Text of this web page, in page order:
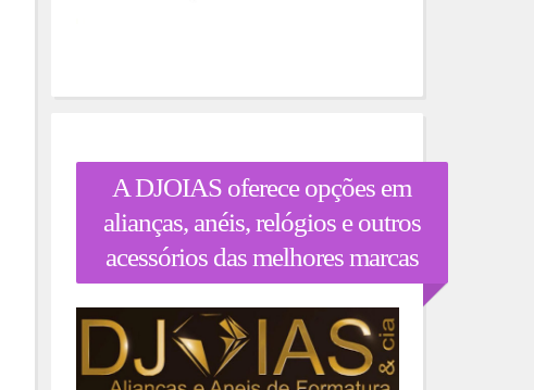
A DJOIAS oferece opções em
alianças, anéis, relógios e outros
acessórios das melhores marcas